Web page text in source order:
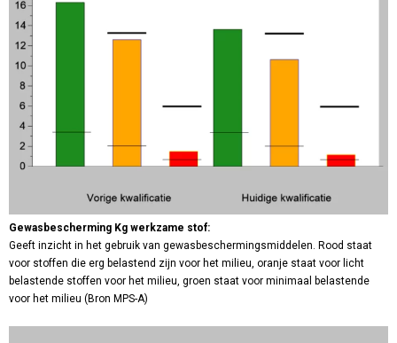
Gewasbescherming Kg werkzame stof:
Geeft inzicht in het gebruik van gewasbeschermingsmiddelen. Rood staat
voor stoffen die erg belastend zijn voor het milieu, oranje staat voor licht
belastende stoffen voor het milieu, groen staat voor minimaal belastende
voor het milieu (Bron MPS-A)